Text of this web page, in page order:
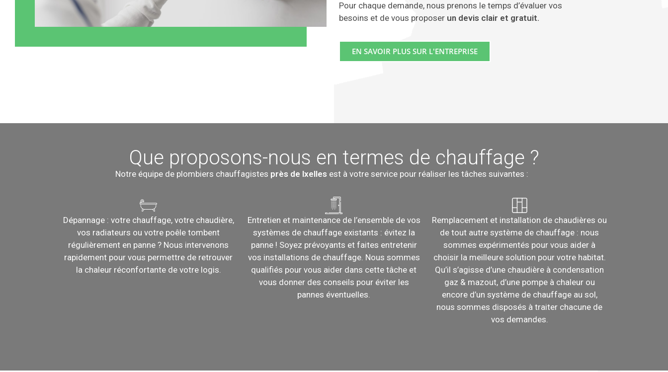
Pour chaque demande, nous prenons le temps d’évaluer vos
besoins et de vous proposer un devis clair et gratuit.
EN SAVOIR PLUS SUR L'ENTREPRISE
Que proposons-nous en termes de chauffage ?
Notre équipe de plombiers chauffagistes près de Ixelles est à votre service pour réaliser les tâches suivantes :
Dépannage : votre chauffage, votre chaudière,
vos radiateurs ou votre poêle tombent
régulièrement en panne ? Nous intervenons
rapidement pour vous permettre de retrouver
la chaleur réconfortante de votre logis.
Entretien et maintenance de l’ensemble de vos
systèmes de chauffage existants : évitez la
panne ! Soyez prévoyants et faites entretenir
vos installations de chauffage. Nous sommes
qualifiés pour vous aider dans cette tâche et
vous donner des conseils pour éviter les
pannes éventuelles.
Remplacement et installation de chaudières ou
de tout autre système de chauffage : nous
sommes expérimentés pour vous aider à
choisir la meilleure solution pour votre habitat.
Qu’il s’agisse d’une chaudière à condensation
gaz & mazout, d’une pompe à chaleur ou
encore d’un système de chauffage au sol,
nous sommes disposés à traiter chacune de
vos demandes.